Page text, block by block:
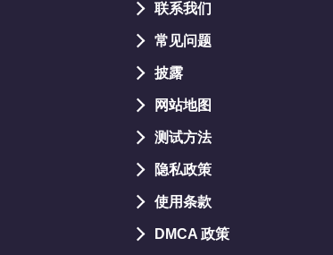
联系我们
常见问题
披露
网站地图
测试方法
隐私政策
使用条款
DMCA 政策